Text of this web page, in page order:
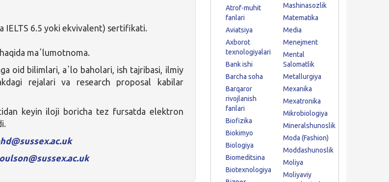
IELTS 6.5 yoki ekvivalent) sertifikati.
maʼlumotnoma.
oid bilimlari, aʼlo baholari, ish tajribasi, ilmiy
rejalari va research proposal kabilar
keyin iloji boricha tez fursatda elektron
Atrof-muhit
fanlari
Aviatsiya
Axborot
texnologiyalari
Bank ishi
Barcha soha
Barqaror
rivojlanish
fanlari
Biofizika
Biokimyo
Biologiya
Biomeditsina
Biotexnologiya
Mashinasozlik
Matematika
Media
Menejment
Mental
Salomatlik
Metallurgiya
Mexanika
Mexatronika
Mikrobiologiya
Mineralshunoslik
Moda (Fashion)
Moddashunoslik
Moliya
Moliyaviy